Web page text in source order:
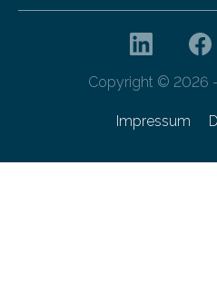
Copyright © 2026
Impressum